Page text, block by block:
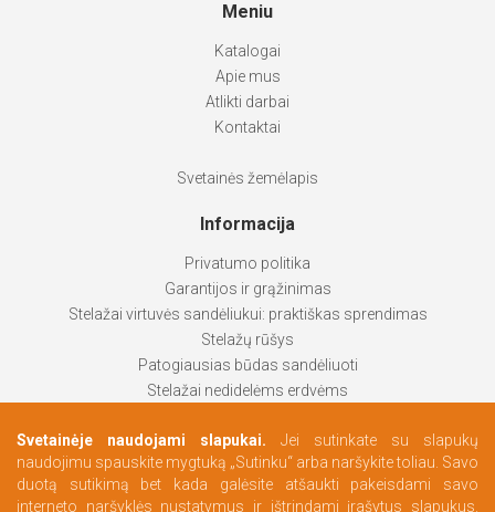
Meniu
Katalogai
Apie mus
Atlikti darbai
Kontaktai
Svetainės žemėlapis
Informacija
Privatumo politika
Garantijos ir grąžinimas
Stelažai virtuvės sandėliukui: praktiškas sprendimas
Stelažų rūšys
Patogiausias būdas sandėliuoti
Stelažai nedidelėms erdvėms
Kaip pasirinkti labiausiai tinkantį produktą
Persirengimo erdvės pagal Jūsų poreikius
Svetainėje naudojami slapukai. Jei sutinkate su slapukų
naudojimu spauskite mygtuką „Sutinku“ arba naršykite toliau. Savo
duotą sutikimą bet kada galėsite atšaukti pakeisdami savo
interneto naršyklės nustatymus ir ištrindami įrašytus slapukus.